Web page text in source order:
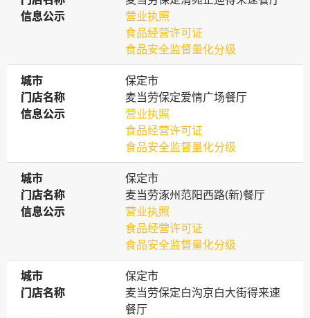
信息公示
信息公示
营业执照
食品经营许可证
食品安全监督量化分级
城市
城市
保定市
门店名称
门店名称
麦当劳保定爱情广场餐厅
信息公示
信息公示
营业执照
食品经营许可证
食品安全监督量化分级
城市
城市
保定市
门店名称
门店名称
麦当劳涿州范阳西路(新)餐厅
信息公示
信息公示
营业执照
食品经营许可证
食品安全监督量化分级
城市
城市
保定市
门店名称
门店名称
麦当劳保定白沟京白大街得来速
餐厅